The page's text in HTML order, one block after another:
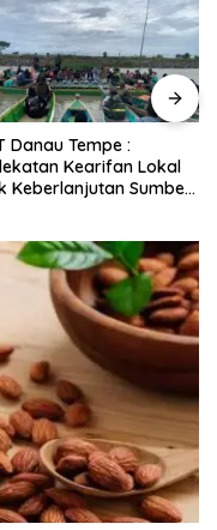
Cara Mengatasi Penyakit
PMK pada Sapi Perah
Alami dan Medis